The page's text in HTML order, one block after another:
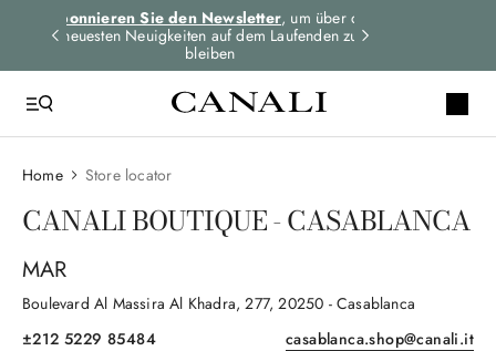
Abonnieren Sie den Newsletter, um über die
neuesten Neuigkeiten auf dem Laufenden zu
bleiben
Home Store locator
CANALI BOUTIQUE - CASABLANCA
MAR
Boulevard Al Massira Al Khadra, 277, 20250 - Casablanca
±212 5229 85484
casablanca.shop@canali.it